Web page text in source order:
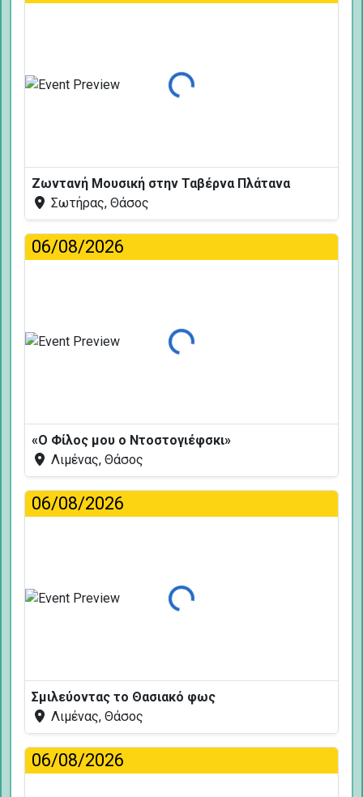
Φόρτωση...
Ζωντανή Μουσική στην Ταβέρνα Πλάτανα
Σωτήρας, Θάσος
06/08/2026
Φόρτωση...
«Ο Φίλος μου ο Ντοστογιέφσκι»
Λιμένας, Θάσος
06/08/2026
Φόρτωση...
Σμιλεύοντας το Θασιακό φως
Λιμένας, Θάσος
06/08/2026